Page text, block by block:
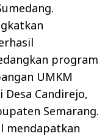
program
UMKM
Candirejo,
Semarang.
mendapatkan